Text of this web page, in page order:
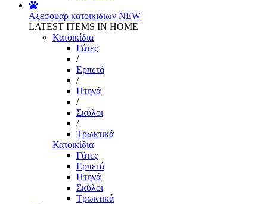
Αξεσουαρ κατοικιδιων NEW
LATEST ITEMS IN HOME
Κατοικίδια
Γάτες
/
Ερπετά
/
Πτηνά
/
Σκύλοι
/
Τρωκτικά
Κατοικίδια
Γάτες
Ερπετά
Πτηνά
Σκύλοι
Τρωκτικά